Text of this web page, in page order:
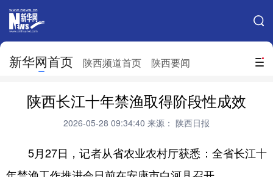
搜索
新华网首页 陕西频道首页 陕西要闻
网站地图
北京 天津 河北 山西
安徽 福建 江西
陕西长江十年禁渔取得阶段性成效
2026-05-28 09:34:40 来源： 陕西日报
5月27日，记者从省农业农村厅获悉：全省长江十